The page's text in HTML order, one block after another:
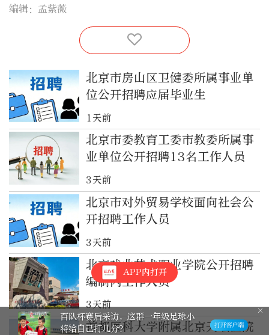
编辑：孟紫薇
北京市房山区卫健委所属事业单
位公开招聘应届毕业生
1天前
北京市委教育工委市教委所属事
业单位公开招聘13名工作人员
3天前
北京市对外贸易学校面向社会公
开招聘工作人员
3天前
北京戏曲艺术职业学院公开招聘
编制内工作人员
3天前
首都医科大学附属北京天坛医院
APP内打开
文体相融展风采 数智助力添新趣 奥
体举办“全民健身日”主题活动